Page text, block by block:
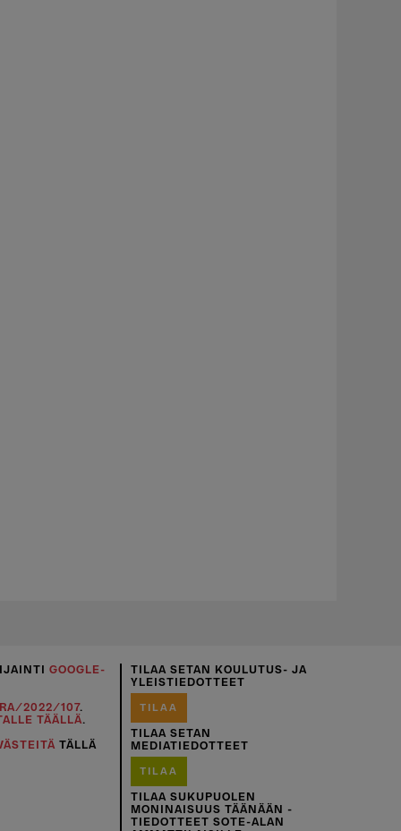
GOOGLE-
RA/2022/107.
TÄÄLLÄ.
TÄLLÄ
TILAA SETAN KOULUTUS- JA
YLEISTIEDOTTEET
TILAA
TILAA SETAN
MEDIATIEDOTTEET
TILAA
TILAA SUKUPUOLEN
MONINAISUUS TÄÄNÄÄN -
TIEDOTTEET SOTE-ALAN